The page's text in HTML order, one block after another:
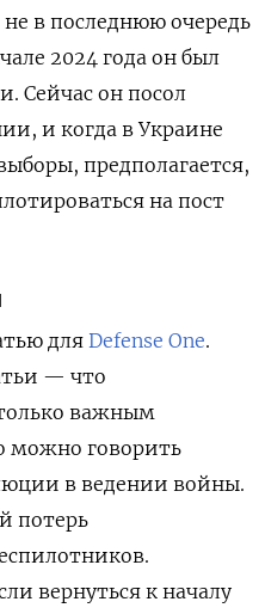
в последнюю очередь
2024 года он был
Сейчас он посол
и когда в Украине
предполагается,
на пост
дляDefense One.
— что
важным
можно говорить
в ведении войны.
потерь
вернуться к началу